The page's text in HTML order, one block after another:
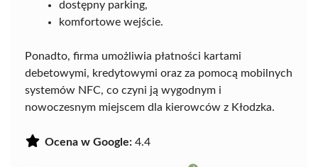
dostępny parking,
komfortowe wejście.
Ponadto, firma umożliwia płatności kartami
debetowymi, kredytowymi oraz za pomocą mobilnych
systemów NFC, co czyni ją wygodnym i
nowoczesnym miejscem dla kierowców z Kłodzka.
Ocena w Google: 4.4